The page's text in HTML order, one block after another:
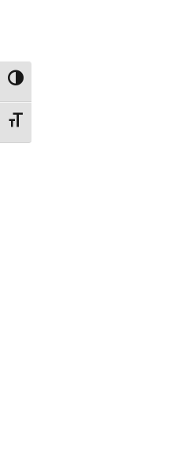
Attiva/disattiva alto contrasto
Attiva/disattiva dimensione testo